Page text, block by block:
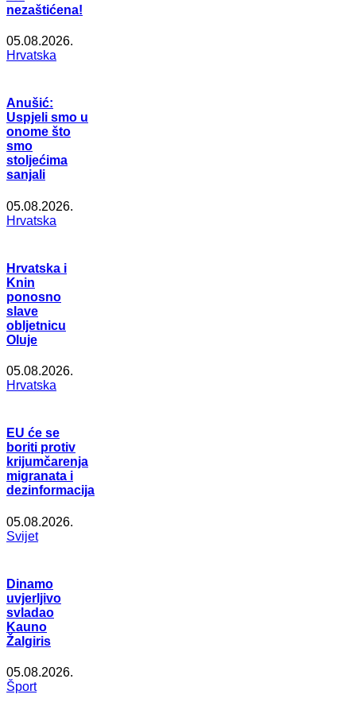
nezaštićena!
05.08.2026.
Hrvatska
Anušić:
Uspjeli smo u
onome što
smo
stoljećima
sanjali
05.08.2026.
Hrvatska
Hrvatska i
Knin
ponosno
slave
obljetnicu
Oluje
05.08.2026.
Hrvatska
EU će se
boriti protiv
krijumčarenja
migranata i
dezinformacija
05.08.2026.
Svijet
Dinamo
uvjerljivo
svladao
Kauno
Žalgiris
05.08.2026.
Šport